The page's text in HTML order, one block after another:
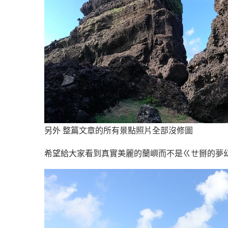
另外 整篇文章的所有景點照片全部沒修圖
希望給大家看到真實美麗的蘭嶼而不是ㄍㄝ掰的夢